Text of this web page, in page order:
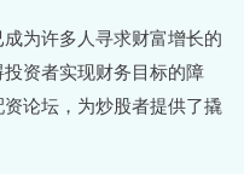
为许多人寻求财富增长的
资者实现财务目标的障
论坛，为炒股者提供了撬